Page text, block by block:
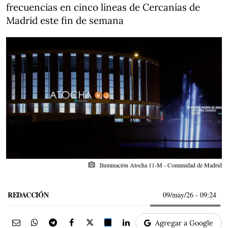
frecuencias en cinco líneas de Cercanías de
Madrid este fin de semana
photo_camera Iluminación Atocha 11-M - Comunidad de Madrid
REDACCIÓN 09/may/26 - 09:24
Agregar a Google